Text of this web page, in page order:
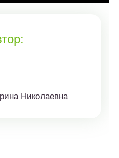
Николаевна